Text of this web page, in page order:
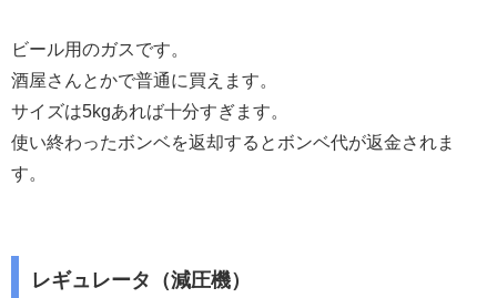
ビール用のガスです。
酒屋さんとかで普通に買えます。
サイズは5kgあれば十分すぎます。
使い終わったボンベを返却するとボンベ代が返金されま
す。
レギュレータ（減圧機）